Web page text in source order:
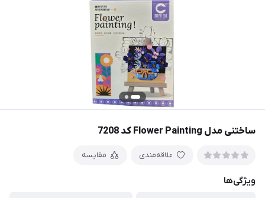
ساختنی مدل Flower Painting کد 7208
علاقه‌مندی مقایسه
ویژگی‌ها